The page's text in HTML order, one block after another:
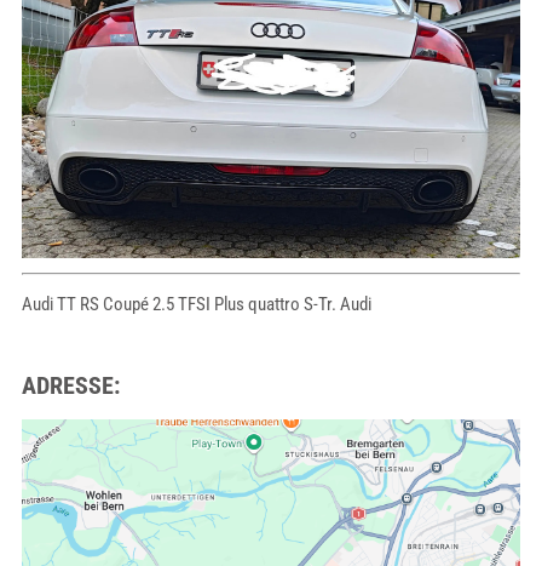
Audi TT RS Coupé 2.5 TFSI Plus quattro S-Tr. Audi
ADRESSE: